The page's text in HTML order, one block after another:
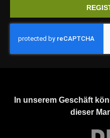
In unserem Geschäft
dieser